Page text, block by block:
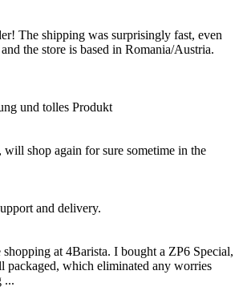
The shipping was surprisingly fast, even
the store is based in Romania/Austria.
und tolles Produkt
shop again for sure sometime in the
and delivery.
at 4Barista. I bought a ZP6 Special,
packaged, which eliminated any worries
...